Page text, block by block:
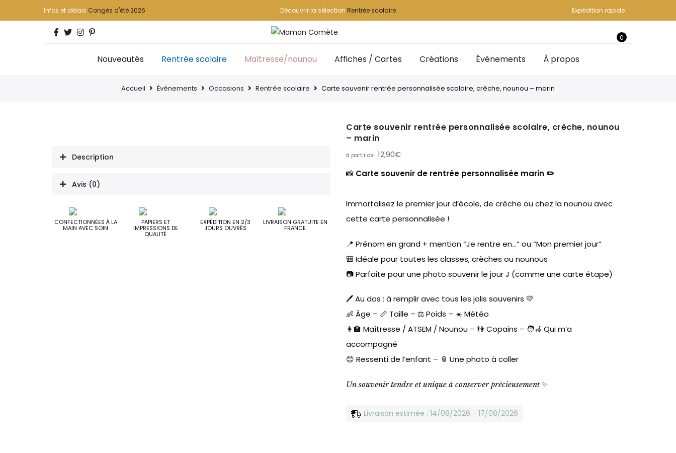
Infos et délais Congés d'été 2026 Découvrir la sélection Rentrée scolaire Expédition rapide
0
Nouveautés Rentrée scolaire Maîtresse/nounou Affiches / Cartes Créations Événements À propos
Accueil Évènements Occasions Rentrée scolaire Carte souvenir rentrée personnalisée scolaire, crèche, nounou – marin
Description
Avis (0)
CONFECTIONNÉES À LA
MAIN AVEC SOIN
PAPIERS ET
IMPRESSIONS DE
QUALITÉ
EXPÉDITION EN 2/3
JOURS OUVRÉS
LIVRAISON GRATUITE EN
FRANCE
Carte souvenir rentrée personnalisée scolaire, crèche, nounou
– marin
12,90€
📸 Carte souvenir de rentrée personnalisée marin ✏️
Immortalisez le premier jour d’école, de crèche ou chez la nounou avec
cette carte personnalisée !
📍 Prénom en grand + mention “Je rentre en…” ou “Mon premier jour”
🎒 Idéale pour toutes les classes, crèches ou nounous
📷 Parfaite pour une photo souvenir le jour J (comme une carte étape)
🖊️ Au dos : à remplir avec tous les jolis souvenirs 💛
👶 Âge – 📏 Taille – ⚖️ Poids – ☀️ Météo
👩‍🏫 Maîtresse / ATSEM / Nounou – 👫 Copains – 🧑‍🦽 Qui m’a
accompagné
😊 Ressenti de l’enfant – 📎 Une photo à coller
Un souvenir tendre et unique à conserver précieusement✨
Livraison estimée : 14/08/2026 - 17/08/2026